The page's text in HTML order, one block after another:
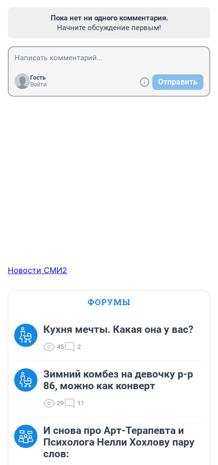
Пока нет ни одного комментария.
Начните обсуждение первым!
Гость
Войти
Отправить
Новости СМИ2
ФОРУМЫ
Кухня мечты. Какая она у вас?
45 2
Зимний комбез на девочку р-р
86, можно как конверт
29 11
И снова про Арт-Терапевта и
Психолога Нелли Хохлову пару
слов: